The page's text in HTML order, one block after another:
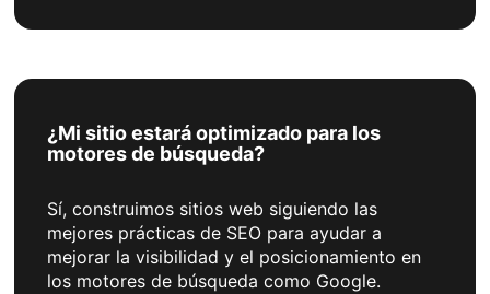
¿Mi sitio estará optimizado para los
motores de búsqueda?
Sí, construimos sitios web siguiendo las
mejores prácticas de SEO para ayudar a
mejorar la visibilidad y el posicionamiento en
los motores de búsqueda como Google.